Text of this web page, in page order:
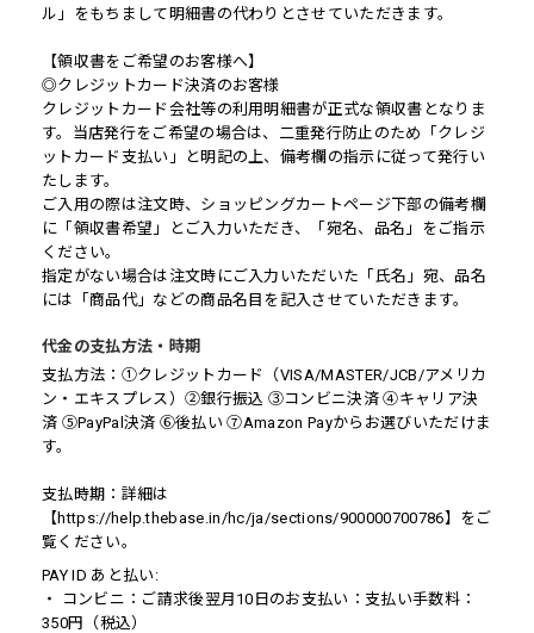
ル」をもちまして明細書の代わりとさせていただきます。
【領収書をご希望のお客様へ】
◎クレジットカード決済のお客様
クレジットカード会社等の利用明細書が正式な領収書となりま
す。当店発行をご希望の場合は、二重発行防止のため「クレジ
ットカード支払い」と明記の上、備考欄の指示に従って発行い
たします。
ご入用の際は注文時、ショッピングカートページ下部の備考欄
に「領収書希望」とご入力いただき、「宛名、品名」をご指示
ください。
指定がない場合は注文時にご入力いただいた「氏名」宛、品名
には「商品代」などの商品名目を記入させていただきます。
代金の支払方法・時期
支払方法：①クレジットカード（VISA/MASTER/JCB/アメリカ
ン・エキスプレス）②銀行振込 ③コンビニ決済 ④キャリア決
済 ⑤PayPal決済 ⑥後払い ⑦Amazon Payからお選びいただけま
す。
支払時期：詳細は
【https://help.thebase.in/hc/ja/sections/900000700786】をご
覧ください。
PAY ID あと払い:
・ コンビニ：ご請求後翌月10日のお支払い：支払い手数料：
350円（税込）